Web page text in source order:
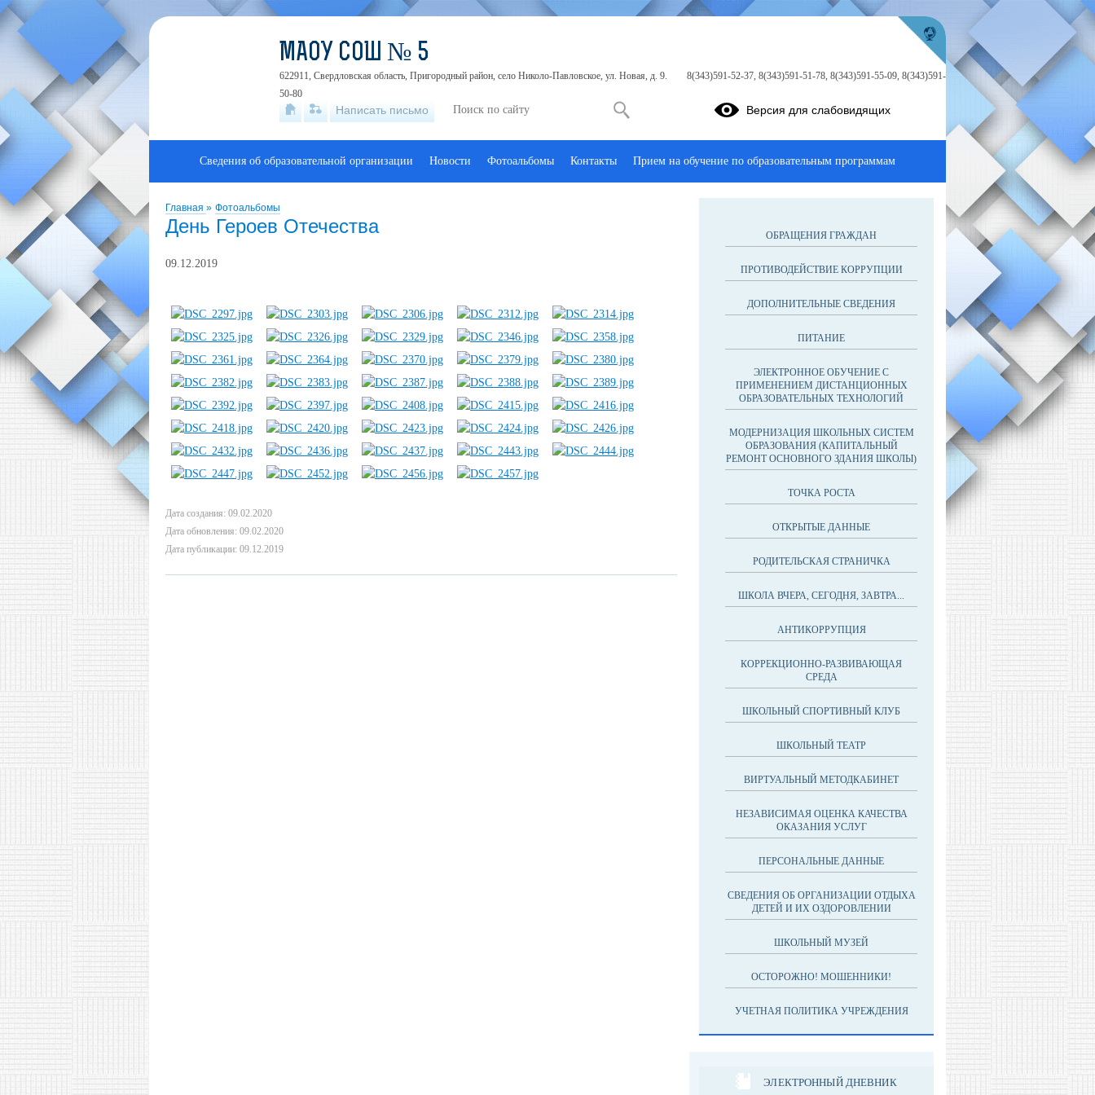
Главная » Фотоальбомы
День Героев Отечества
09.12.2019
Дата создания: 09.02.2020
Дата обновления: 09.02.2020
Дата публикации: 09.12.2019
ОБРАЩЕНИЯ ГРАЖДАН
ПРОТИВОДЕЙСТВИЕ КОРРУПЦИИ
ДОПОЛНИТЕЛЬНЫЕ СВЕДЕНИЯ
ПИТАНИЕ
ЭЛЕКТРОННОЕ ОБУЧЕНИЕ С
ПРИМЕНЕНИЕМ ДИСТАНЦИОННЫХ
ОБРАЗОВАТЕЛЬНЫХ ТЕХНОЛОГИЙ
МОДЕРНИЗАЦИЯ ШКОЛЬНЫХ СИСТЕМ
ОБРАЗОВАНИЯ (КАПИТАЛЬНЫЙ
РЕМОНТ ОСНОВНОГО ЗДАНИЯ ШКОЛЫ)
ТОЧКА РОСТА
ОТКРЫТЫЕ ДАННЫЕ
РОДИТЕЛЬСКАЯ СТРАНИЧКА
ШКОЛА ВЧЕРА, СЕГОДНЯ, ЗАВТРА...
АНТИКОРРУПЦИЯ
КОРРЕКЦИОННО-РАЗВИВАЮЩАЯ
СРЕДА
ШКОЛЬНЫЙ СПОРТИВНЫЙ КЛУБ
ШКОЛЬНЫЙ ТЕАТР
ВИРТУАЛЬНЫЙ МЕТОДКАБИНЕТ
НЕЗАВИСИМАЯ ОЦЕНКА КАЧЕСТВА
ОКАЗАНИЯ УСЛУГ
ПЕРСОНАЛЬНЫЕ ДАННЫЕ
СВЕДЕНИЯ ОБ ОРГАНИЗАЦИИ ОТДЫХА
ДЕТЕЙ И ИХ ОЗДОРОВЛЕНИИ
ШКОЛЬНЫЙ МУЗЕЙ
ОСТОРОЖНО! МОШЕННИКИ!
УЧЕТНАЯ ПОЛИТИКА УЧРЕЖДЕНИЯ
ЭЛЕКТРОННЫЙ ДНЕВНИК
МАОУ СОШ № 5
622911, Свердловская область, Пригородный район, село Николо-Павловское, ул. Новая, д. 9.
8(343)591-52-37, 8(343)591-51-78, 8(343)591-55-09, 8(343)591-
50-80
Написать письмо Версия для слабовидящих
Сведения об образовательной организации Новости Фотоальбомы Контакты Прием на обучение по образовательным программам